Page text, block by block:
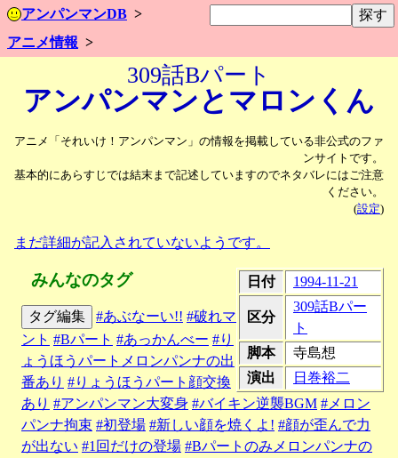
アンパンマンDB
アニメ情報
309話Bパート
アンパンマンと マロンくん
アニメ「それいけ！アンパンマン」の情報を掲載している非公式のファ
ンサイトです。
基本的にあらすじでは結末まで記述していますのでネタバレにはご注意
ください。
(設定)
まだ詳細が記入されていないようです。
日付 1994-11-21
区分
309話Bパー
ト
脚本
寺島想
演出
日巻裕二
みんなのタグ
タグ編集 #あぶなーい!! #破れマ
ント #Bパート #あっかんべー #り
ょうほうパートメロンパンナの出
番あり #りょうほうパート顔交換
あり #アンパンマン大変身 #バイキン逆襲BGM #メロン
パンナ拘束 #初登場 #新しい顔を焼くよ! #顔が歪んで力
が出ない #1回だけの登場 #Bパートのみメロンパンナの